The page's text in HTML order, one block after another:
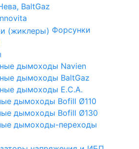
BaltGaz
Форсунки
дымоходы Navien
дымоходы BaltGaz
дымоходы E.C.A.
дымоходы Bofill Ø110
дымоходы Bofill Ø130
дымоходы-переходы